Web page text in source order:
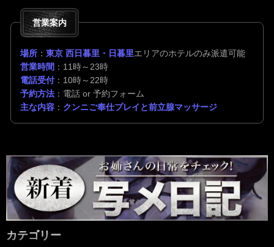
営業案内
場所 ： 東京 西日暮里・日暮里エリアのホテルのみ派遣可能
営業時間 ：11時～23時
電話受付：10時～22時
予約方法 ：電話 or 予約フォーム
主な内容 ： クンニご奉仕プレイと前立腺マッサージ
カテゴリー